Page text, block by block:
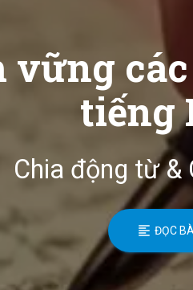
vững
tiếng
Chia động từ &
ĐỌC